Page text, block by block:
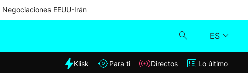
Negociaciones EEUU-Irán
ES
Klisk
Klisk Para ti Directos Lo último